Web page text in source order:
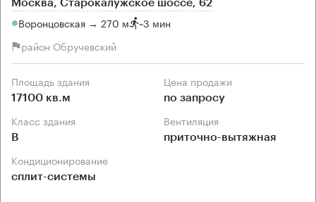
Москва, Старокалужское шоссе, 62
Воронцовская → 270 м ~3 мин
район Обручевский
Площадь здания
17100 кв.м
Цена продажи
по запросу
Класс здания
B
Вентиляция
приточно-вытяжная
Кондиционирование
сплит-системы